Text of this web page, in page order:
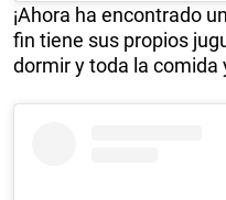
¡Ahora ha encontrado
fin tiene sus propios
dormir y toda la comida